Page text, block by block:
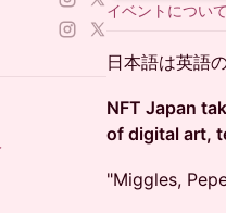
イベントについて
日本語は英語
NFT Japan
of digital art,
"Miggles,